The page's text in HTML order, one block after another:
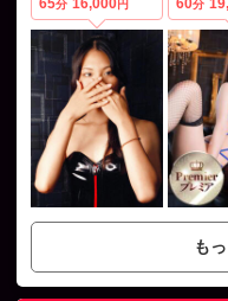
ID検
い。
アカ
イント
割引
です。
LINE
約が
からダ
65分 16,000円
60分
も